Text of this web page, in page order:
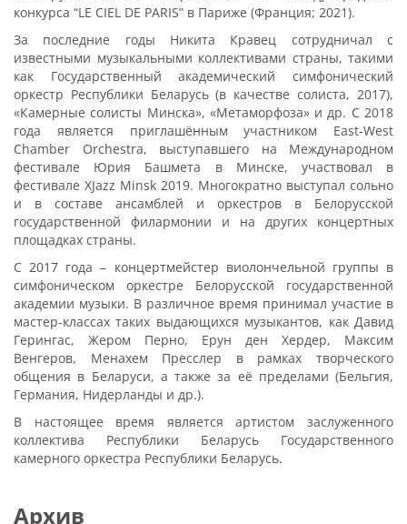
конкурса “LE CIEL DE PARIS” в Париже (Франция; 2021).
За последние годы Никита Кравец сотрудничал с
известными музыкальными коллективами страны, такими
как Государственный академический симфонический
оркестр Республики Беларусь (в качестве солиста, 2017),
«Камерные солисты Минска», «Метаморфоза» и др. С 2018
года является приглашённым участником East-West
Chamber Orchestra, выступавшего на Международном
фестивале Юрия Башмета в Минске, участвовал в
фестивале XJazz Minsk 2019. Многократно выступал сольно
и в составе ансамблей и оркестров в Белорусской
государственной филармонии и на других концертных
площадках страны.
С 2017 года – концертмейстер виолончельной группы в
симфоническом оркестре Белорусской государственной
академии музыки. В различное время принимал участие в
мастер-классах таких выдающихся музыкантов, как Давид
Герингас, Жером Перно, Ерун ден Хердер, Максим
Венгеров, Менахем Пресслер в рамках творческого
общения в Беларуси, а также за её пределами (Бельгия,
Германия, Нидерланды и др.).
В настоящее время является артистом заслуженного
коллектива Республики Беларусь Государственного
камерного оркестра Республики Беларусь.
Архив